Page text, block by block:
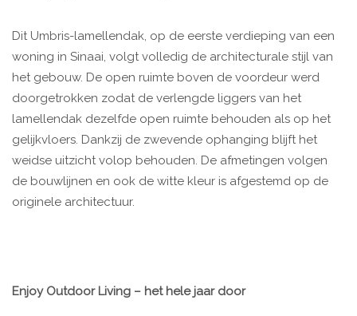
Dit Umbris-lamellendak, op de eerste verdieping van een
woning in Sinaai, volgt volledig de architecturale stijl van
het gebouw. De open ruimte boven de voordeur werd
doorgetrokken zodat de verlengde liggers van het
lamellendak dezelfde open ruimte behouden als op het
gelijkvloers. Dankzij de zwevende ophanging blijft het
weidse uitzicht volop behouden. De afmetingen volgen
de bouwlijnen en ook de witte kleur is afgestemd op de
originele architectuur.
Enjoy Outdoor Living – het hele jaar door